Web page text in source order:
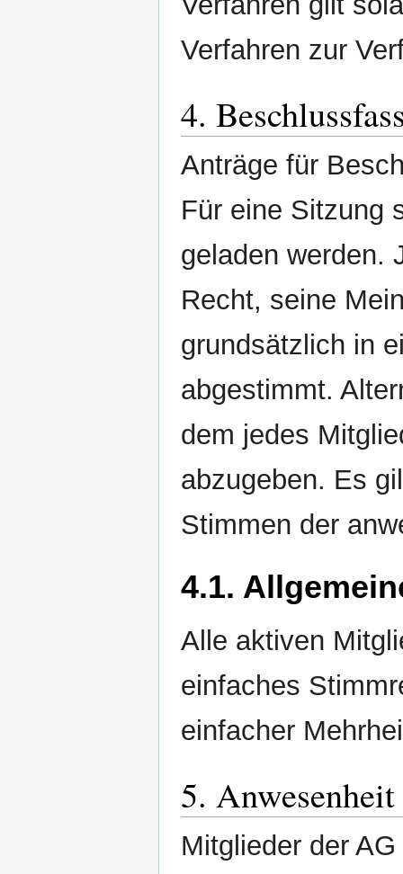
Verfahren zur
4.
Anträge für
Für eine Sitzung
geladen werden.
Recht, seine
grundsätzlich in
abgestimmt.
dem jedes
abzugeben. Es
Stimmen der
4.1.
Alle aktiven
einfaches
einfacher
5.
Mitglieder der